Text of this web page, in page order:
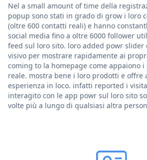
Nel a small amount of time della
popup sono stati in grado di grow i loro
(oltre 600 contatti reali) e hanno
social media fino a oltre 6000 follower
feed sul loro sito. loro added powr slider
visivo per mostrare rapidamente ai
coming to la homepage come appaiono
reale. mostra bene i loro prodotti e offre
esperienza in loco. infatti reported i
interagito con le app powr sul loro sito
volte più a lungo di qualsiasi altra